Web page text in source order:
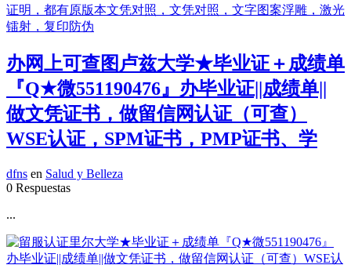
办网上可查图卢兹大学★毕业证＋成绩单
『Q★微551190476』办毕业证||成绩单||
做文凭证书，做留信网认证（可查）
WSE认证，SPM证书，PMP证书、学
dfns en Salud y Belleza
0 Respuestas
...